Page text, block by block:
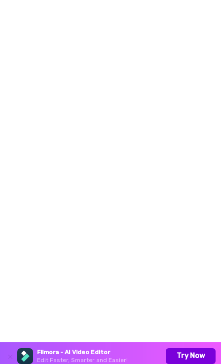
Filmora - AI Video Editor
Edit Faster, Smarter and Easier!
Try Now